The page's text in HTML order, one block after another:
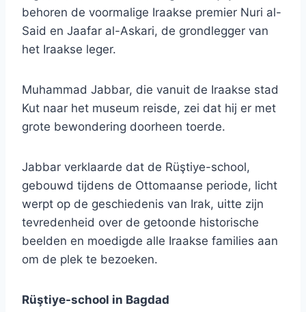
behoren de voormalige Iraakse premier Nuri al-
Said en Jaafar al-Askari, de grondlegger van
het Iraakse leger.
Muhammad Jabbar, die vanuit de Iraakse stad
Kut naar het museum reisde, zei dat hij er met
grote bewondering doorheen toerde.
Jabbar verklaarde dat de Rüştiye-school,
gebouwd tijdens de Ottomaanse periode, licht
werpt op de geschiedenis van Irak, uitte zijn
tevredenheid over de getoonde historische
beelden en moedigde alle Iraakse families aan
om de plek te bezoeken.
Rüştiye-school in Bagdad